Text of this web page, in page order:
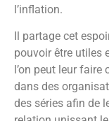
l’inflation.
Il partage cet
pouvoir être utiles
l’on peut leur faire
dans des
des séries afin de